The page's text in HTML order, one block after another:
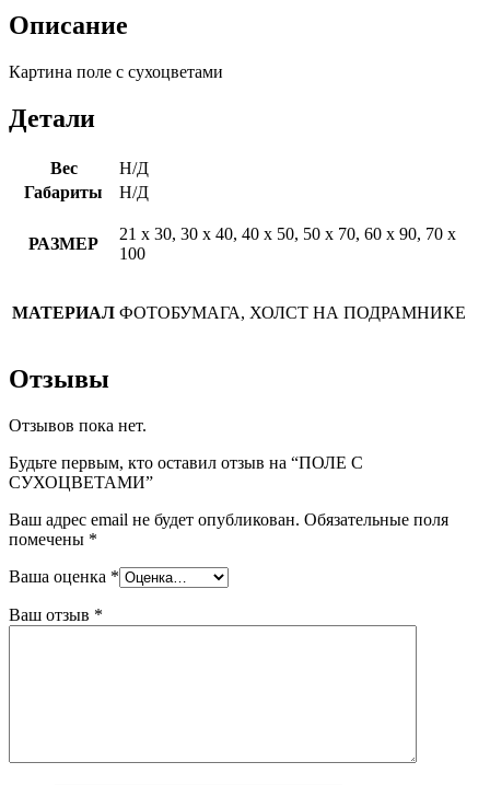
Описание
Картина поле с сухоцветами
Детали
Вес
Н/Д
Габариты
Н/Д
РАЗМЕР
21 х 30, 30 х 40, 40 х 50, 50 х 70, 60 х 90, 70 х
100
МАТЕРИАЛ ФОТОБУМАГА, ХОЛСТ НА ПОДРАМНИКЕ
Отзывы
Отзывов пока нет.
Будьте первым, кто оставил отзыв на “ПОЛЕ С
СУХОЦВЕТАМИ”
Ваш адрес email не будет опубликован. Обязательные поля
помечены *
Ваша оценка *
Ваш отзыв *